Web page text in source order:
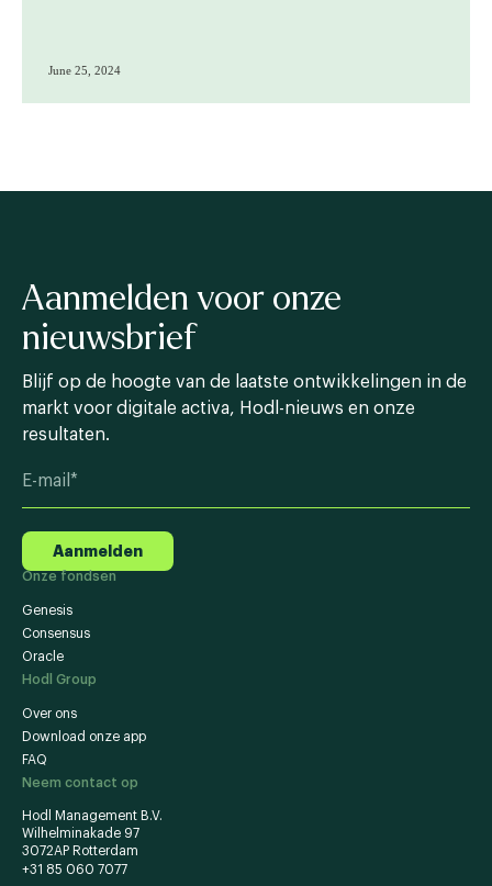
June 25, 2024
Aanmelden voor onze
nieuwsbrief
Blijf op de hoogte van de laatste ontwikkelingen in de
markt voor digitale activa, Hodl-nieuws en onze
resultaten.
Aanmelden
Onze fondsen
Genesis
Consensus
Oracle
Hodl Group
Over ons
Download onze app
FAQ
Neem contact op
Hodl Management B.V.
Wilhelminakade 97
3072AP Rotterdam
+31 85 060 7077